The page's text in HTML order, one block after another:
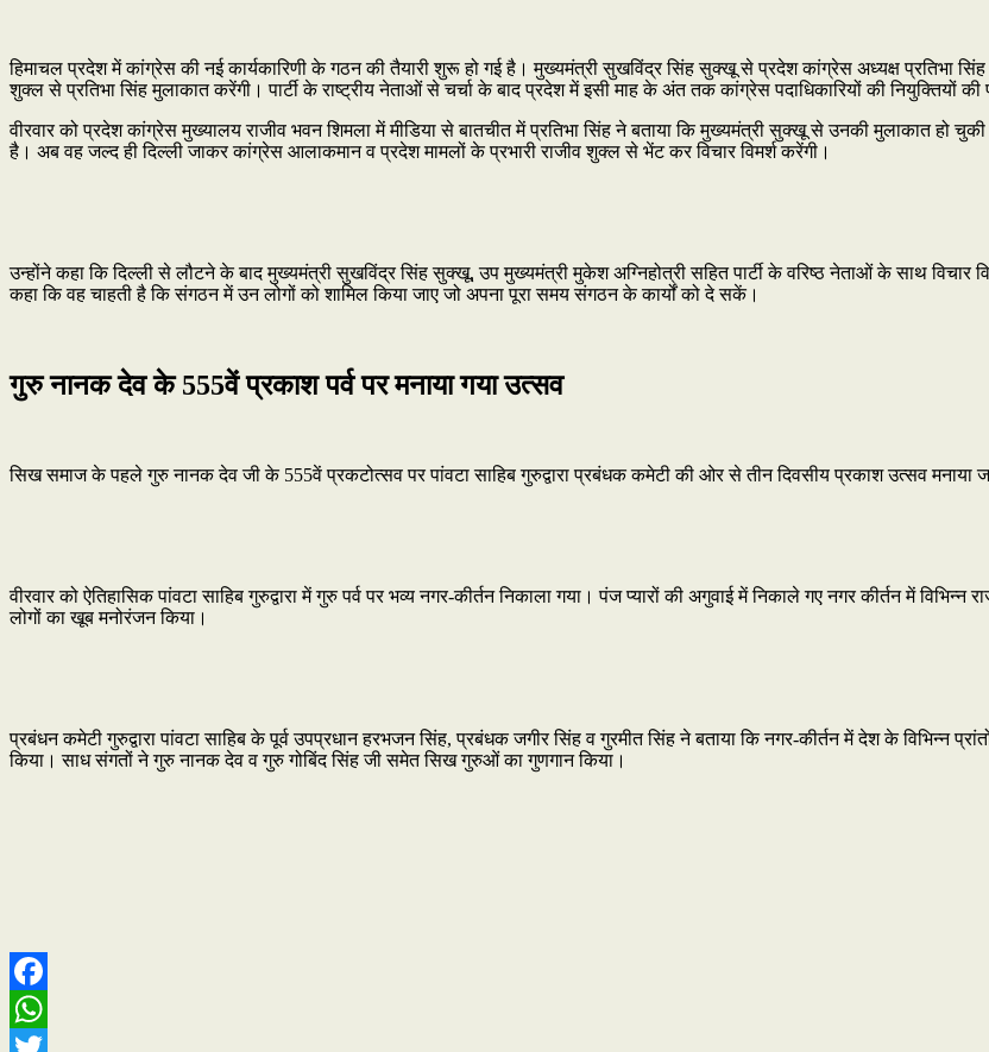
हिमाचल प्रदेश में कांग्रेस की नई कार्यकारिणी के गठन की तैयारी शुरू हो गई है। मुख्यमंत्री सुखविंद्र सिंह सुक्खू से प्रदेश कांग्रेस अध्यक्ष प्रतिभा सिंह
शुक्ल से प्रतिभा सिंह मुलाकात करेंगी। पार्टी के राष्ट्रीय नेताओं से चर्चा के बाद प्रदेश में इसी माह के अंत तक कांग्रेस पदाधिकारियों की नियुक्तियों की
वीरवार को प्रदेश कांग्रेस मुख्यालय राजीव भवन शिमला में मीडिया से बातचीत में प्रतिभा सिंह ने बताया कि मुख्यमंत्री सुक्खू से उनकी मुलाकात हो
है। अब वह जल्द ही दिल्ली जाकर कांग्रेस आलाकमान व प्रदेश मामलों के प्रभारी राजीव शुक्ल से भेंट कर विचार विमर्श करेंगी।
उन्होंने कहा कि दिल्ली से लौटने के बाद मुख्यमंत्री सुखविंद्र सिंह सुक्खू, उप मुख्यमंत्री मुकेश अग्निहोत्री सहित पार्टी के वरिष्ठ नेताओं के साथ विचार
कहा कि वह चाहती है कि संगठन में उन लोगों को शामिल किया जाए जो अपना पूरा समय संगठन के कार्यों को दे सकें।
गुरु नानक देव के 555वें प्रकाश पर्व पर मनाया गया उत्सव
सिख समाज के पहले गुरु नानक देव जी के 555वें प्रकटोत्सव पर पांवटा साहिब गुरुद्वारा प्रबंधक कमेटी की ओर से तीन दिवसीय प्रकाश उत्सव मनाया
वीरवार को ऐतिहासिक पांवटा साहिब गुरुद्वारा में गुरु पर्व पर भव्य नगर-कीर्तन निकाला गया। पंज प्यारों की अगुवाई में निकाले गए नगर कीर्तन में
लोगों का खूब मनोरंजन किया।
प्रबंधन कमेटी गुरुद्वारा पांवटा साहिब के पूर्व उपप्रधान हरभजन सिंह, प्रबंधक जगीर सिंह व गुरमीत सिंह ने बताया कि नगर-कीर्तन में देश के विभिन्न
किया। साध संगतों ने गुरु नानक देव व गुरु गोबिंद सिंह जी समेत सिख गुरुओं का गुणगान किया।
Facebook
WhatsApp